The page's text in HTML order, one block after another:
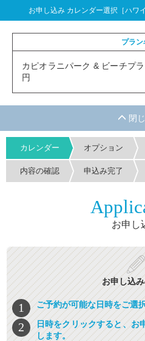
お申し込み カレンダー選択［ハワ
プラン
カピオラニパーク & ビーチプ
円
カレンダー オプション
内容の確認 申込み完了
お申し
お申し込
ご予約が可能な日時をご選
日時をクリックすると、お
します。